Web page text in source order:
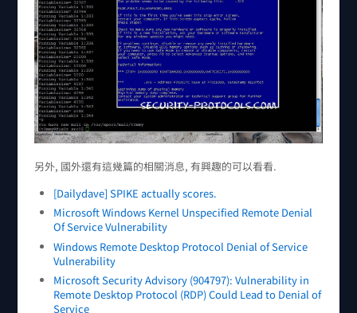
另外, 國外還有這幾篇的相關消息, 有興趣的可以看看.
[Dailydave] SPIKE actually scores.
Microsoft Windows Kernel Unspecified Remote Denial
Of Service Vulnerability
Windows Remote Desktop Protocol Denial of Service
Vulnerability
Microsoft Security Advisory (904797): Vulnerability in
Remote Desktop Protocol (RDP) Could Lead to Denial of
Service